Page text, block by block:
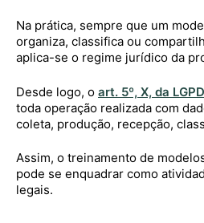
Na prática, sempre que um
organiza, classifica ou
aplica-se o regime jurídico da
Desde logo, o art. 5º, X, da LGPD
toda operação realizada com
coleta, produção, recepção,
Assim, o treinamento de
pode se enquadrar como
legais.